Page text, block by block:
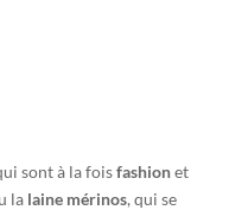
sont à la foisfashionet
la laine mérinos, qui se